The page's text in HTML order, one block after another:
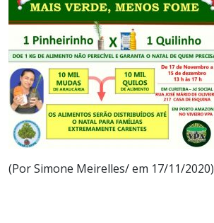
(Por Simone Meirelles/ em 17/11/2020)